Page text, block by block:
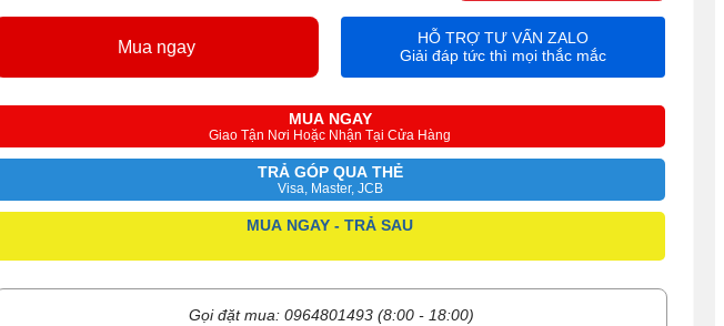
MUA NGAY
Giao Tận Nơi Hoặc Nhận Tại Cửa Hàng
TRẢ GÓP QUA THẺ
Visa, Master, JCB
MUA NGAY - TRẢ SAU
Gọi đặt mua: 0964801493 (8:00 - 18:00)
Mua ngay
HỖ TRỢ TƯ VẤN ZALO
Giải đáp tức thì mọi thắc mắc